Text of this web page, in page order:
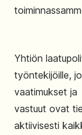
Yhtiön
työntekijöille,
vaatimukset ja
vastuut ovat
aktiivisesti